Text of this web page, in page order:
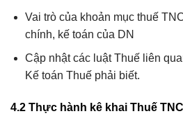
Vai trò của khoản mục thuế
chính, kế toán của DN
Cập nhật các luật Thuế liên
Kế toán Thuế phải biết.
4.2 Thực hành kê khai Thuế